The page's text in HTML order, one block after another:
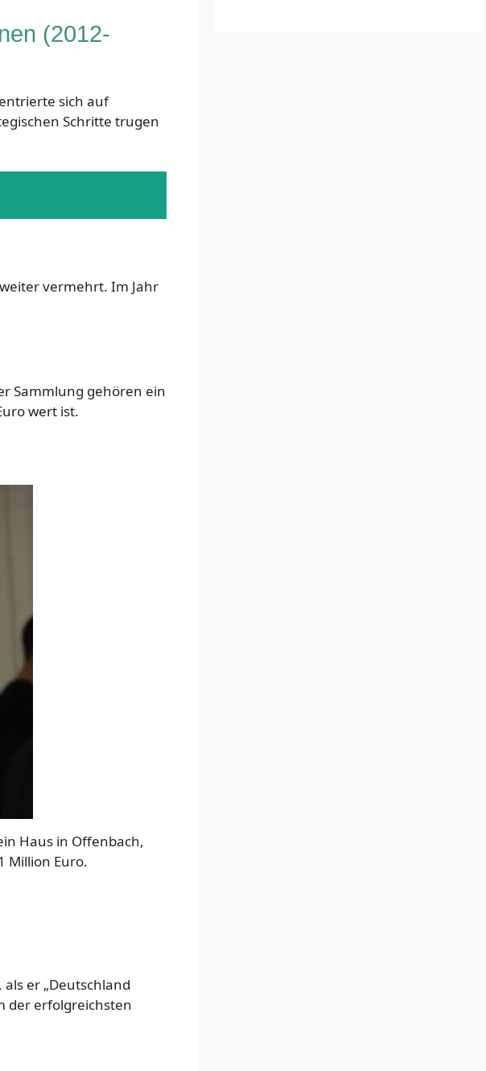
(2012-
sich auf
Schritte trugen
vermehrt. Im Jahr
Sammlung gehören ein
wert ist.
Haus in Offenbach,
Million Euro.
er „Deutschland
der erfolgreichsten